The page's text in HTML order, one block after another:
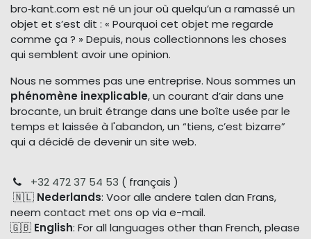
bro‑kant.com est né un jour où quelqu’un a ramassé un
objet et s’est dit : « Pourquoi cet objet me regarde
comme ça ? » Depuis, nous collectionnons les choses
qui semblent avoir une opinion.
Nous ne sommes pas une entreprise. Nous sommes un
phénomène inexplicable, un courant d’air dans une
brocante, un bruit étrange dans une boîte usée par le
temps et laissée à l'abandon, un “tiens, c’est bizarre”
qui a décidé de devenir un site web.
+32 472 37 54 53 ( français )
🇳🇱 Nederlands: Voor alle andere talen dan Frans,
neem contact met ons op via e-mail.
🇬🇧 English: For all languages other than French, please